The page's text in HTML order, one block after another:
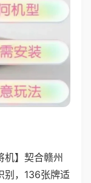
机】契合赣州
别，136张牌适